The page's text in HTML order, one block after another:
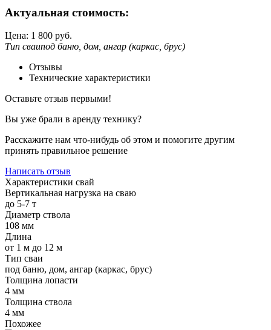
Актуальная стоимость:
Цена: 1 800 руб.
Тип сваипод баню, дом, ангар (каркас, брус)
Отзывы
Технические характеристики
Оставьте отзыв первыми!
Вы уже брали в аренду технику?
Расскажите нам что-нибудь об этом и помогите другим
принять правильное решение
Написать отзыв
Характеристики свай
Вертикальная нагрузка на сваю
до 5-7 т
Диаметр ствола
108 мм
Длина
от 1 м до 12 м
Тип сваи
под баню, дом, ангар (каркас, брус)
Толщина лопасти
4 мм
Толщина ствола
4 мм
Похожее